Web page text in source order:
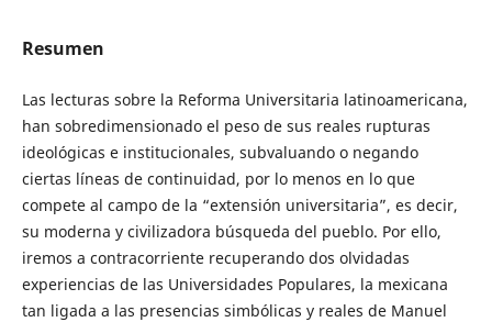
Resumen
Las lecturas sobre la Reforma Universitaria latinoamericana,
han sobredimensionado el peso de sus reales rupturas
ideológicas e institucionales, subvaluando o negando
ciertas líneas de continuidad, por lo menos en lo que
compete al campo de la “extensión universitaria”, es decir,
su moderna y civilizadora búsqueda del pueblo. Por ello,
iremos a contracorriente recuperando dos olvidadas
experiencias de las Universidades Populares, la mexicana
tan ligada a las presencias simbólicas y reales de Manuel